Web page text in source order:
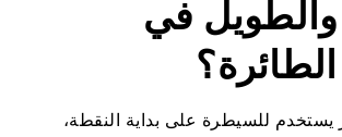
والطويل في
يستخدم للسيطرة على بداية النقطة،